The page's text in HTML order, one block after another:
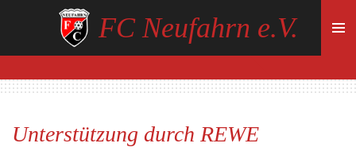
Hauptinhalt
springen
FC Neufahrn e.V.
Unterstützung durch REWE